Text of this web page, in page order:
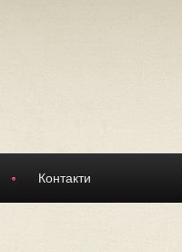
Контакти